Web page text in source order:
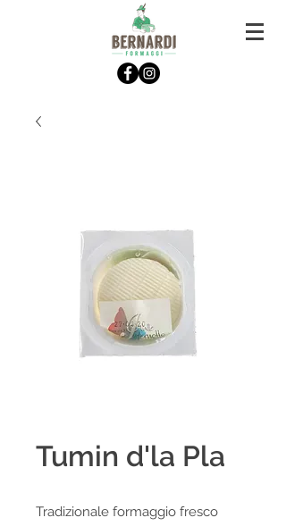
Tumin d'la Pla
Tradizionale formaggio fresco